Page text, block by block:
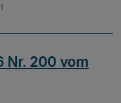
Nr. 200 vom